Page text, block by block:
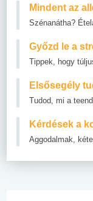
Mindent az
Szénanátha?
Győzd le a
Tippek, hogy
Elsősegély
Tudod, mi a
Kérdések a
Aggodalmak,